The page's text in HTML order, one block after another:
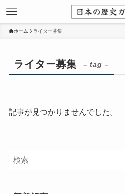
ホーム ライター募集
ライター募集 – tag –
記事が見つかりませんでした。